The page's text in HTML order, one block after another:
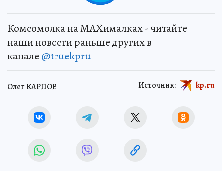
Комсомолка на MAXималках - читайте
наши новости раньше других в
канале @truekpru
Олег КАРПОВ Источник: kp.ru